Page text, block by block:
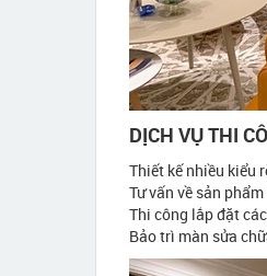
DỊCH VỤ THI
Thiết kế nhiều kiểu
Tư vấn về sản
Thi công lắp đặt
Bảo trì màn sửa